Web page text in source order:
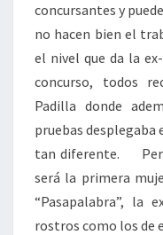
concursantes y
no hacen bien el
el nivel que da la
concurso, todos
Padilla donde
pruebas desplegaba
tan diferente.
será la primera
“Pasapalabra”, la
rostros como los de